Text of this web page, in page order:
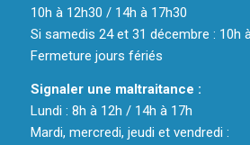
10h à 12h30 / 14h à 17h30
Si samedis 24 et 31 décembre : 10h
Fermeture jours fériés
Signaler une maltraitance :
Lundi : 8h à 12h / 14h à 17h
Mardi, mercredi, jeudi et vendredi :